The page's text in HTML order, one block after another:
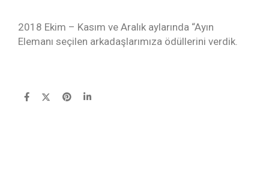
2018 Ekim – Kasım ve Aralık aylarında “Ayın
Elemanı seçilen arkadaşlarımıza ödüllerini verdik.